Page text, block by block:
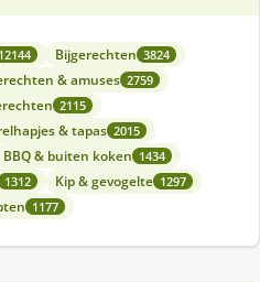
12144 Bijgerechten 3824
& amuses 2759
2115
& tapas 2015
BBQ & buiten koken 1434
1312 Kip & gevogelte 1297
1177